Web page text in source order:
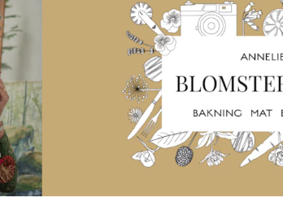
& Dryck
& Antikt
- Gör Det Själv
Nöje
TV
Horoskop